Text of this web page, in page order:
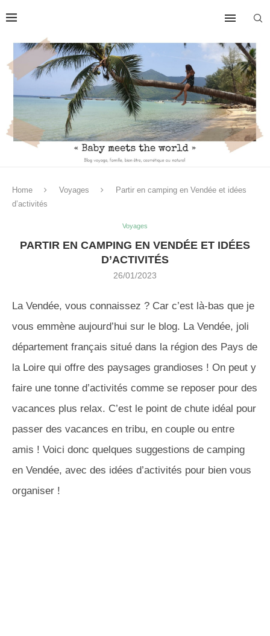
Home Voyages
Partir en camping en Vendée et idées
d’activités
Voyages
PARTIR EN CAMPING EN VENDÉE ET IDÉES
D’ACTIVITÉS
26/01/2023
La Vendée, vous connaissez ? Car c’est là-bas que je
vous emmène aujourd’hui sur le blog. La Vendée, joli
département français situé dans la région des Pays de
la Loire qui offre des paysages grandioses ! On peut y
faire une tonne d’activités comme se reposer pour des
vacances plus relax. C’est le point de chute idéal pour
passer des vacances en tribu, en couple ou entre
amis ! Voici donc quelques suggestions de camping
en Vendée, avec des idées d’activités pour bien vous
organiser !